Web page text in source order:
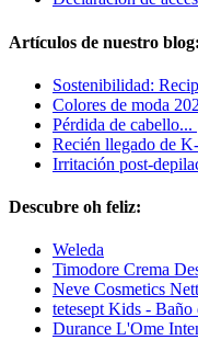
Artículos de nuestro blog:
Sostenibilidad:
Colores de moda
Pérdida de
Recién llegado de
Irritación post-
Descubre oh feliz:
Weleda
Timodore Crema
Neve Cosmetics
tetesept Kids -
Durance L'Ome